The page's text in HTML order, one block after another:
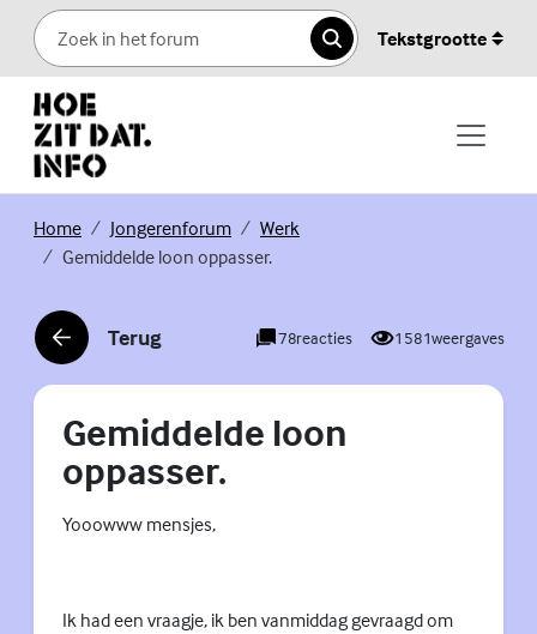
Skip to content
Zoeken
Tekstgrootte
Home(Externe link)
Jongerenforum(Externe link)
Werk
Gemiddelde loon oppasser.
Terug
(Externe link) 78reacties 1581weergaves
Gemiddelde loon
oppasser.
Yooowww mensjes,
Ik had een vraagje, ik ben vanmiddag gevraagd om